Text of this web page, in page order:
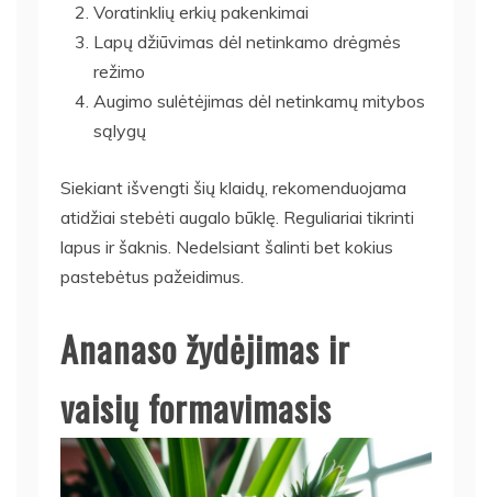
Voratinklių erkių pakenkimai
Lapų džiūvimas dėl netinkamo drėgmės
režimo
Augimo sulėtėjimas dėl netinkamų mitybos
sąlygų
Siekiant išvengti šių klaidų, rekomenduojama
atidžiai stebėti augalo būklę. Reguliariai tikrinti
lapus ir šaknis. Nedelsiant šalinti bet kokius
pastebėtus pažeidimus.
Ananaso žydėjimas ir
vaisių formavimasis